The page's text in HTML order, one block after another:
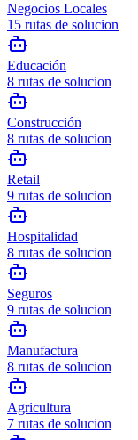
Negocios Locales
15 rutas de solucion
Educación
8 rutas de solucion
Construcción
8 rutas de solucion
Retail
9 rutas de solucion
Hospitalidad
8 rutas de solucion
Seguros
9 rutas de solucion
Manufactura
8 rutas de solucion
Agricultura
7 rutas de solucion